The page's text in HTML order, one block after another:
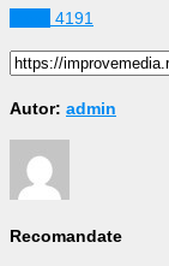
4191
Autor: admin
Recomandate